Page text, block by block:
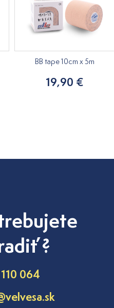
BB tape 10cm x 5m
19,90 €
?
064